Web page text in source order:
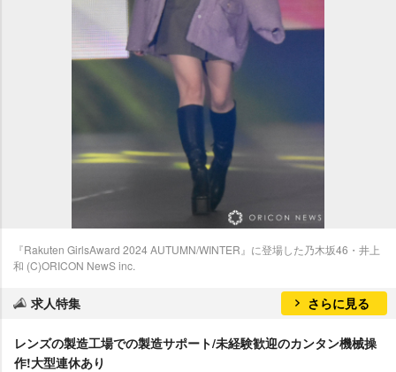
『Rakuten GirlsAward 2024 AUTUMN/WINTER』に登場した乃木坂46・井上
和 (C)ORICON NewS inc.
求人特集 さらに見る
レンズの製造工場での製造サポート/未経験歓迎のカンタン機械操
作!大型連休あり